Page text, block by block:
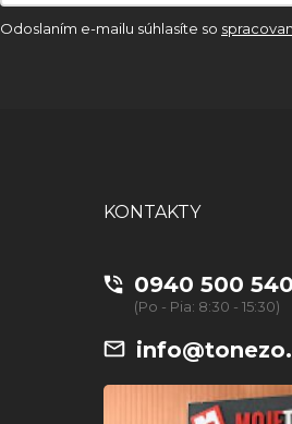
Odoslaním e-mailu súhlasíte so
KONTAKTY
0940 500 540
(Po - Pia: 8:30 - 15:30)